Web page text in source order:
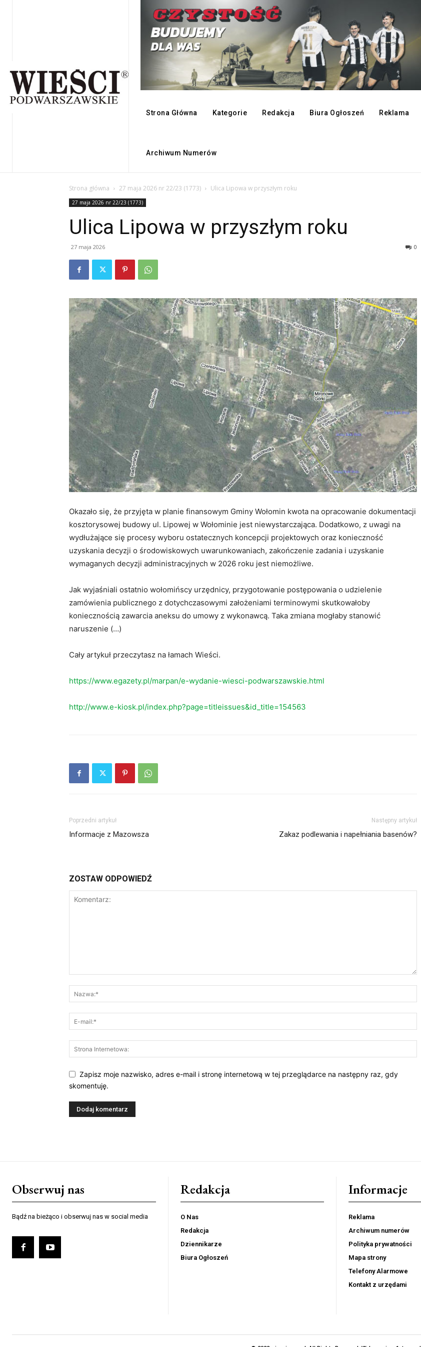
Strona Główna Kategorie Redakcja Biura Ogłoszeń Reklama
Archiwum Numerów
Strona główna 27 maja 2026 nr 22/23 (1773) Ulica Lipowa w przyszłym roku
27 maja 2026 nr 22/23 (1773)
Ulica Lipowa w przyszłym roku
27 maja 2026 0
Okazało się, że przyjęta w planie finansowym Gminy Wołomin kwota na opracowanie dokumentacji
kosztorysowej budowy ul. Lipowej w Wołominie jest niewystarczająca. Dodatkowo, z uwagi na
wydłużające się procesy wyboru ostatecznych koncepcji projektowych oraz konieczność
uzyskania decyzji o środowiskowych uwarunkowaniach, zakończenie zadania i uzyskanie
wymaganych decyzji administracyjnych w 2026 roku jest niemożliwe.
Jak wyjaśniali ostatnio wołomińscy urzędnicy, przygotowanie postępowania o udzielenie
zamówienia publicznego z dotychczasowymi założeniami terminowymi skutkowałoby
koniecznością zawarcia aneksu do umowy z wykonawcą. Taka zmiana mogłaby stanowić
naruszenie (…)
Cały artykuł przeczytasz na łamach Wieści.
https://www.egazety.pl/marpan/e-wydanie-wiesci-podwarszawskie.html
http://www.e-kiosk.pl/index.php?page=titleissues&id_title=154563
Poprzedni artykuł
Informacje z Mazowsza
Następny artykuł
Zakaz podlewania i napełniania basenów?
ZOSTAW ODPOWIEDŹ
Zapisz moje nazwisko, adres e-mail i stronę internetową w tej przeglądarce na następny raz, gdy
skomentuję.
Obserwuj nas
Bądź na bieżąco i obserwuj nas w social media
Redakcja
O Nas
Redakcja
Dziennikarze
Biura Ogłoszeń
Informacje
Reklama
Archiwum numerów
Polityka prywatności
Mapa strony
Telefony Alarmowe
Kontakt z urzędami